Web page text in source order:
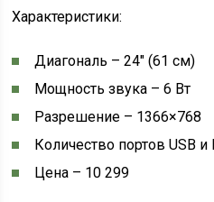
Характеристики:
Диагональ – 24″ (61 см)
Мощность звука – 6 Вт
Разрешение – 1366×768
Количество портов USB
Цена – 10 299